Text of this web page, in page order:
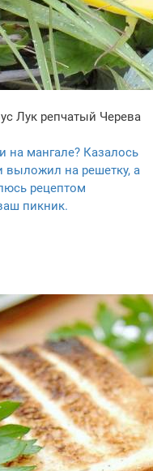
Лук репчатый Черева
на мангале? Казалось
выложил на решетку, а
рецептом
пикник.